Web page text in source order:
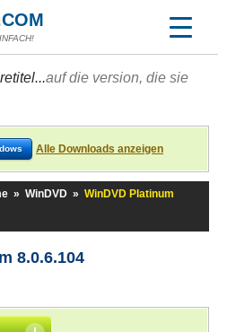
auf die version, die sie
Alle Downloads anzeigen
» WinDVD » WinDVD Platinum
8.0.6.104